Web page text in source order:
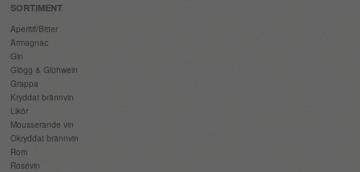
SORTIMENT
Aperitif/Bitter
Armagnac
Gin
Glögg & Glühwein
Grappa
Kryddat brännvin
Likör
Mousserande vin
Okryddat brännvin
Rom
Rosévin